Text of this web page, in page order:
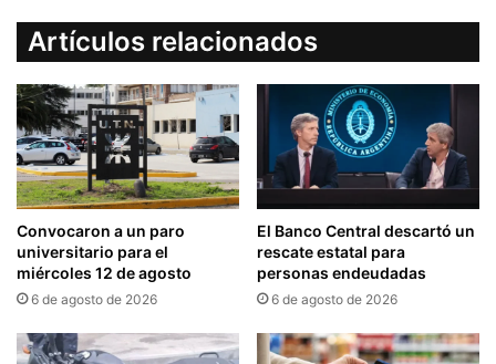
Artículos relacionados
Convocaron a un paro
universitario para el
miércoles 12 de agosto
6 de agosto de 2026
El Banco Central descartó un
rescate estatal para
personas endeudadas
6 de agosto de 2026